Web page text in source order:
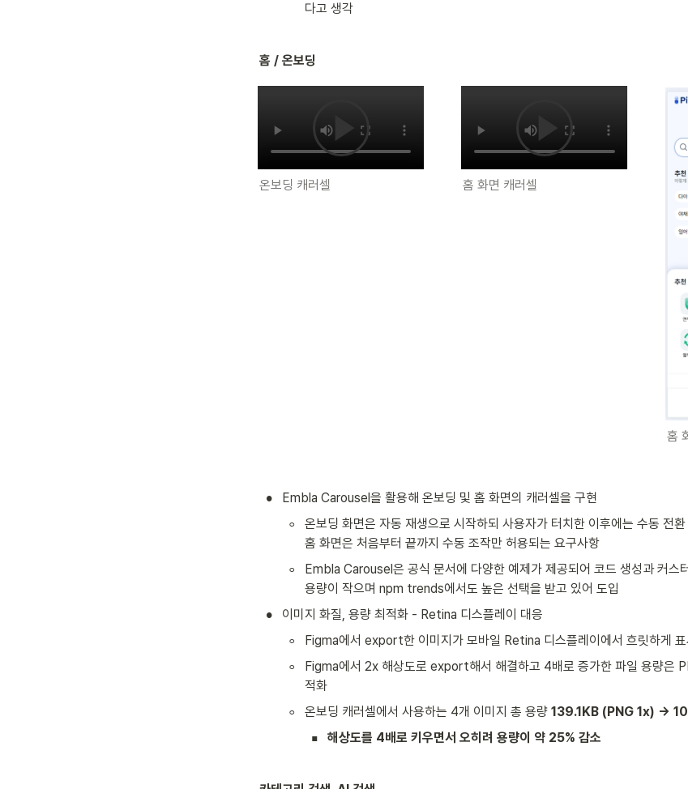
다고 생각
홈 / 온보딩
온보딩 캐러셀 홈 화면 캐러셀
홈
• Embla Carousel을 활용해 온보딩 및 홈 화면의 캐러셀을 구현
◦
온보딩 화면은 자동 재생으로 시작하되 사용자가 터치한 이후에는 수동 전
홈 화면은 처음부터 끝까지 수동 조작만 허용되는 요구사항
◦
Embla Carousel은 공식 문서에 다양한 예제가 제공되어 코드 생성과 커스
용량이 작으며 npm trends에서도 높은 선택을 받고 있어 도입
• 이미지 화질, 용량 최적화 - Retina 디스플레이 대응
◦ Figma에서 export한 이미지가 모바일 Retina 디스플레이에서 흐릿하게 표
◦
Figma에서 2x 해상도로 export해서 해결하고 4배로 증가한 파일 용량은
적화
◦ 온보딩 캐러셀에서 사용하는 4개 이미지 총 용량 139.1KB (PNG 1x) →
▪ 해상도를 4배로 키우면서 오히려 용량이 약 25% 감소